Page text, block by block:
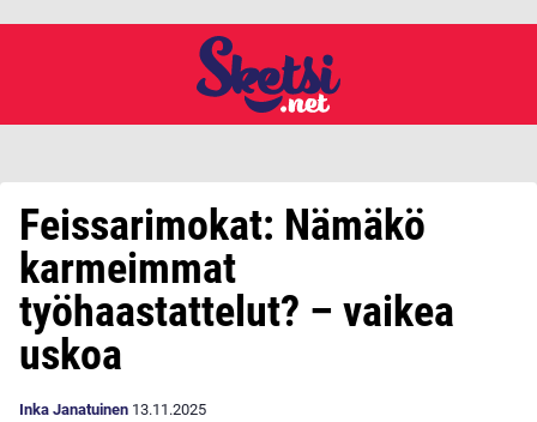
Feissarimokat: Nämäkö
karmeimmat
työhaastattelut? – vaikea
uskoa
Inka Janatuinen 13.11.2025